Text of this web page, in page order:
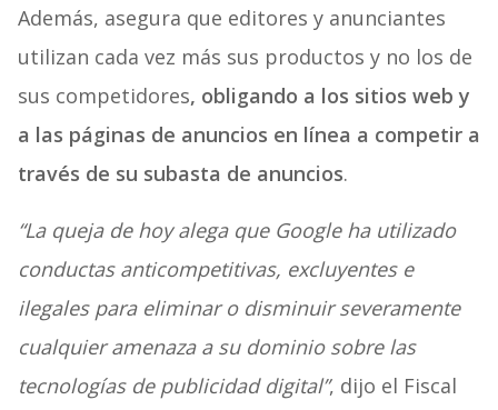
Además, asegura que editores y anunciantes
utilizan cada vez más sus productos y no los de
sus competidores, obligando a los sitios web y
a las páginas de anuncios en línea a competir a
través de su subasta de anuncios.
“La queja de hoy alega que Google ha utilizado
conductas anticompetitivas, excluyentes e
ilegales para eliminar o disminuir severamente
cualquier amenaza a su dominio sobre las
tecnologías de publicidad digital”, dijo el Fiscal